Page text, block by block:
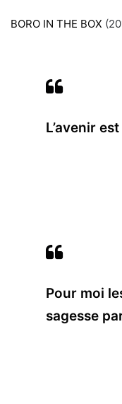
BORO IN THE BOX
L’avenir
Pour moi
sagesse